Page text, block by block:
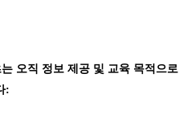
오직 정보 제공 및 교육 목적으로
: